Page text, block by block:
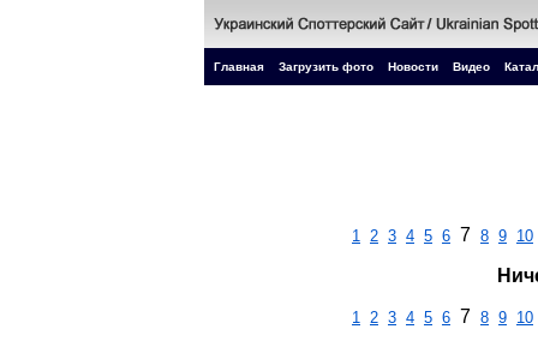
Главная Загрузить фото Новости Видео
1 2 3 4 5 6 7 8 9 10
1 2 3 4 5 6 7 8 9 10